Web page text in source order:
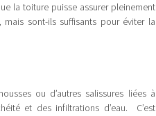
la toiture puisse assurer pleinement
sont-ils suffisants pour éviter la
ou d’autres salissures liées à
et des infiltrations d’eau. C’est